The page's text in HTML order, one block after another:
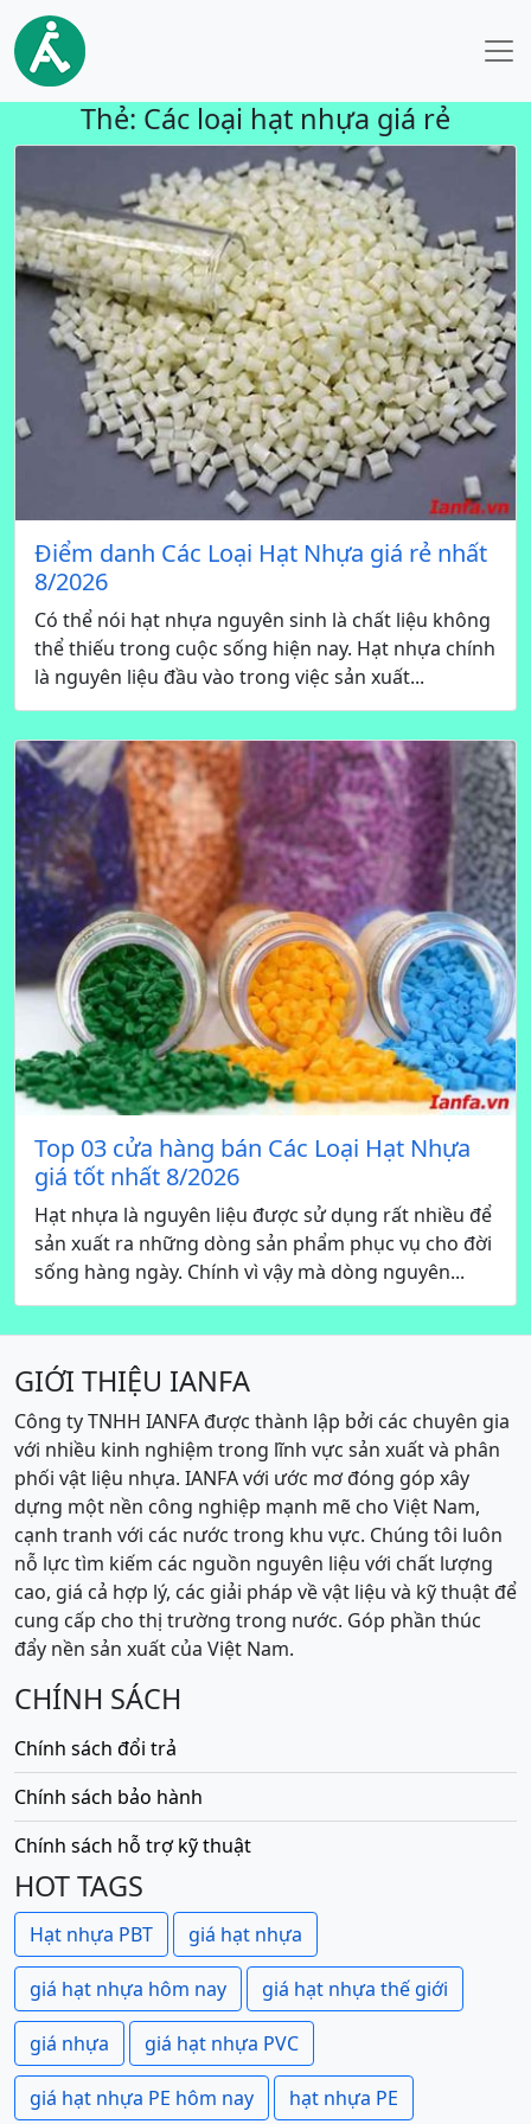
Thẻ: Các loại hạt nhựa giá rẻ
Điểm danh Các Loại Hạt Nhựa giá rẻ nhất
8/2026
Có thể nói hạt nhựa nguyên sinh là chất liệu không
thể thiếu trong cuộc sống hiện nay. Hạt nhựa chính
là nguyên liệu đầu vào trong việc sản xuất...
Top 03 cửa hàng bán Các Loại Hạt Nhựa
giá tốt nhất 8/2026
Hạt nhựa là nguyên liệu được sử dụng rất nhiều để
sản xuất ra những dòng sản phẩm phục vụ cho đời
sống hàng ngày. Chính vì vậy mà dòng nguyên...
GIỚI THIỆU IANFA
Công ty TNHH IANFA được thành lập bởi các chuyên gia
với nhiều kinh nghiệm trong lĩnh vực sản xuất và phân
phối vật liệu nhựa. IANFA với ước mơ đóng góp xây
dựng một nền công nghiệp mạnh mẽ cho Việt Nam,
cạnh tranh với các nước trong khu vực. Chúng tôi luôn
nỗ lực tìm kiếm các nguồn nguyên liệu với chất lượng
cao, giá cả hợp lý, các giải pháp về vật liệu và kỹ thuật để
cung cấp cho thị trường trong nước. Góp phần thúc
đẩy nền sản xuất của Việt Nam.
CHÍNH SÁCH
Chính sách đổi trả
Chính sách bảo hành
Chính sách hỗ trợ kỹ thuật
HOT TAGS
Hạt nhựa PBT giá hạt nhựa
giá hạt nhựa hôm nay giá hạt nhựa thế giới
giá nhựa giá hạt nhựa PVC
giá hạt nhựa PE hôm nay hạt nhựa PE